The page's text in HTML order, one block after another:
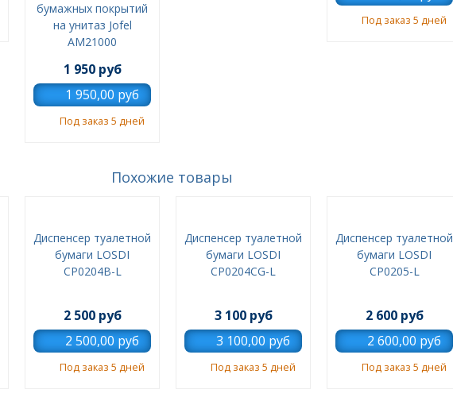
бумажных покрытий
на унитаз Jofel
AM21000
1 950 руб
Под заказ 5 дней
Под заказ 5 дней
Похожие товары
Диспенсер туалетной
бумаги LOSDI
CP0204B-L
2 500 руб
Под заказ 5 дней
Диспенсер туалетной
бумаги LOSDI
CP0204CG-L
3 100 руб
Под заказ 5 дней
Диспенсер туалетной
бумаги LOSDI
CP0205-L
2 600 руб
Под заказ 5 дней